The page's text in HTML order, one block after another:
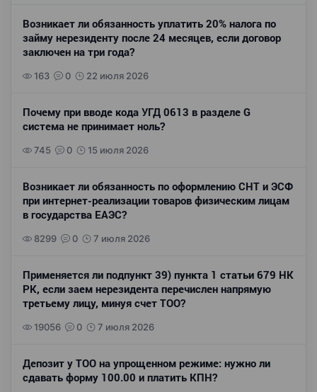
Возникает ли обязанность уплатить 20% налога по
займу нерезиденту после 24 месяцев, если договор
заключен на три года?
163 0 22 июля 2026
Почему при вводе кода УГД 0613 в разделе G
система не принимает ноль?
745 0 15 июля 2026
Возникает ли обязанность по оформлению СНТ и ЭСФ
при интернет-реализации товаров физическим лицам
в государства ЕАЭС?
8299 0 7 июля 2026
Применяется ли подпункт 39) пункта 1 статьи 679 НК
РК, если заем нерезидента перечислен напрямую
третьему лицу, минуя счет ТОО?
19056 0 7 июля 2026
Депозит у ТОО на упрощенном режиме: нужно ли
сдавать форму 100.00 и платить КПН?